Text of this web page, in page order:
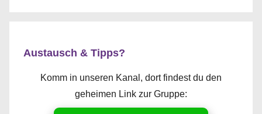
Austausch & Tipps?
Komm in unseren Kanal, dort findest du den
geheimen Link zur Gruppe: